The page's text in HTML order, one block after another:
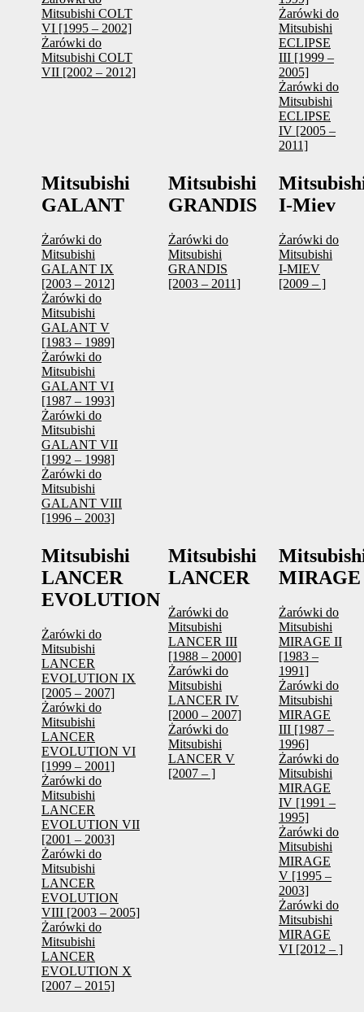
Mitsubishi COLT
VI [1995 – 2002]
Żarówki do
Mitsubishi COLT
VII [2002 – 2012]
Żarówki do
Mitsubishi
ECLIPSE
III [1999 –
2005]
Żarówki do
Mitsubishi
ECLIPSE
IV [2005 –
2011]
Mitsubishi
GALANT
Żarówki do
Mitsubishi
GALANT IX
[2003 – 2012]
Żarówki do
Mitsubishi
GALANT V
[1983 – 1989]
Żarówki do
Mitsubishi
GALANT VI
[1987 – 1993]
Żarówki do
Mitsubishi
GALANT VII
[1992 – 1998]
Żarówki do
Mitsubishi
GALANT VIII
[1996 – 2003]
Mitsubishi
GRANDIS
Żarówki do
Mitsubishi
GRANDIS
[2003 – 2011]
I-Miev
Żarówki do
Mitsubishi
I-MIEV
[2009 – ]
Mitsubishi
LANCER
EVOLUTION
Żarówki do
Mitsubishi
LANCER
EVOLUTION IX
[2005 – 2007]
Żarówki do
Mitsubishi
LANCER
EVOLUTION VI
[1999 – 2001]
Żarówki do
Mitsubishi
LANCER
EVOLUTION VII
[2001 – 2003]
Żarówki do
Mitsubishi
LANCER
EVOLUTION
VIII [2003 – 2005]
Żarówki do
Mitsubishi
LANCER
EVOLUTION X
[2007 – 2015]
Mitsubishi
LANCER
Żarówki do
Mitsubishi
LANCER III
[1988 – 2000]
Żarówki do
Mitsubishi
LANCER IV
[2000 – 2007]
Żarówki do
Mitsubishi
LANCER V
[2007 – ]
MIRAGE
Żarówki do
Mitsubishi
MIRAGE II
[1983 –
1991]
Żarówki do
Mitsubishi
MIRAGE
III [1987 –
1996]
Żarówki do
Mitsubishi
MIRAGE
IV [1991 –
1995]
Żarówki do
Mitsubishi
MIRAGE
V [1995 –
2003]
Żarówki do
Mitsubishi
MIRAGE
VI [2012 – ]